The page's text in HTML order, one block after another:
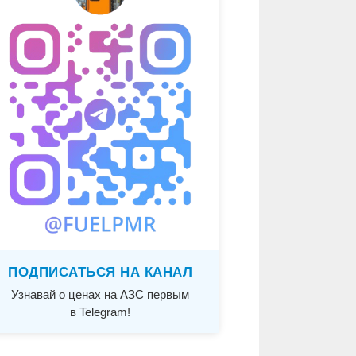
ПОДПИСАТЬСЯ НА КАНАЛ
Узнавай о ценах на АЗС первым
в Telegram!